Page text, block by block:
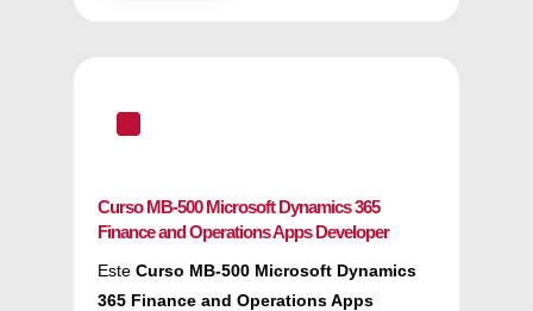
^
Curso MB-500 Microsoft Dynamics 365
Finance and Operations Apps Developer
Este Curso MB-500 Microsoft Dynamics
365 Finance and Operations Apps